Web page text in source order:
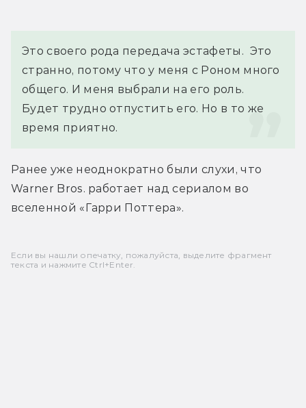
Это своего рода передача эстафеты.  Это
странно, потому что у меня с Роном много
общего. И меня выбрали на его роль.
Будет трудно отпустить его. Но в то же
время приятно.
Ранее уже неоднократно были слухи, что
Warner Bros. работает над сериалом во
вселенной «Гарри Поттера».
Если вы нашли опечатку, пожалуйста, выделите фрагмент
текста и нажмите Ctrl+Enter.